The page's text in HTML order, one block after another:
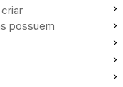
possuem